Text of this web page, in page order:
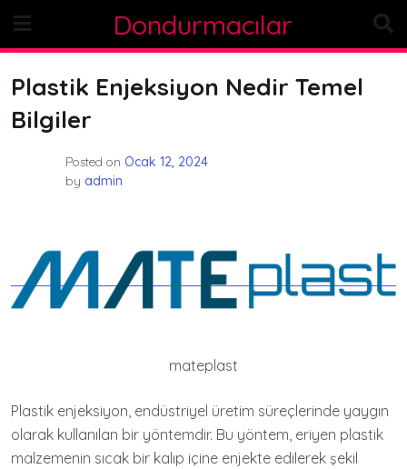
content
Dondurmacılar
Plastik Enjeksiyon Nedir Temel
Bilgiler
Posted on Ocak 12, 2024
by admin
mateplast
Plastik enjeksiyon, endüstriyel üretim süreçlerinde yaygın
olarak kullanılan bir yöntemdir. Bu yöntem, eriyen plastik
malzemenin sıcak bir kalıp içine enjekte edilerek şekil